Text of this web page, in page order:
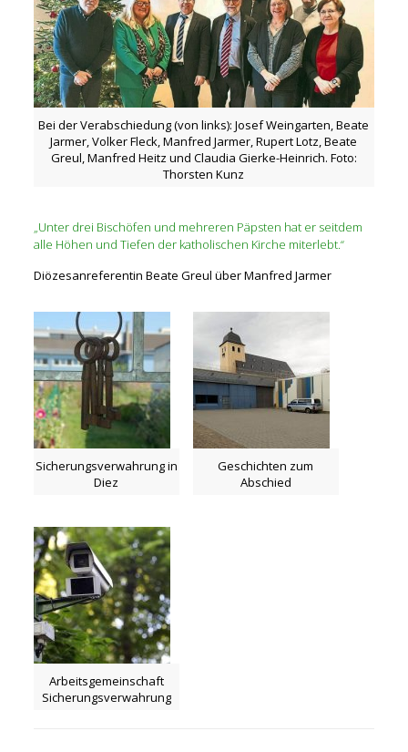
Bei der Verabschiedung (von links): Josef Weingarten, Beate
Jarmer, Volker Fleck, Manfred Jarmer, Rupert Lotz, Beate
Greul, Manfred Heitz und Claudia Gierke-Heinrich. Foto:
Thorsten Kunz
„Unter drei Bischöfen und mehreren Päpsten hat er seitdem
alle Höhen und Tiefen der katholischen Kirche miterlebt.“
Diözesanreferentin Beate Greul über Manfred Jarmer
Sicherungsverwahrung in
Diez
Geschichten zum
Abschied
Arbeitsgemeinschaft
Sicherungsverwahrung